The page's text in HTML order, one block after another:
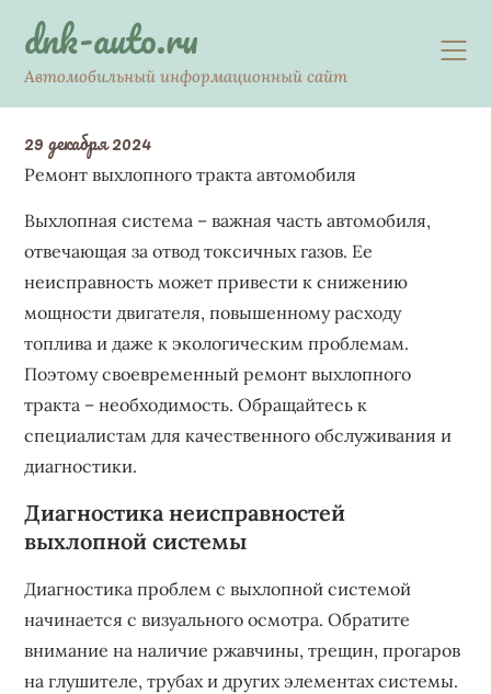
contentdnk-auto.ru
Автомобильный информационный сайт
29 декабря 2024
Ремонт выхлопного тракта автомобиля
Выхлопная система – важная часть автомобиля,
отвечающая за отвод токсичных газов. Ее
неисправность может привести к снижению
мощности двигателя, повышенному расходу
топлива и даже к экологическим проблемам.
Поэтому своевременный ремонт выхлопного
тракта – необходимость. Обращайтесь к
специалистам для качественного обслуживания и
диагностики.
Диагностика неисправностей
выхлопной системы
Диагностика проблем с выхлопной системой
начинается с визуального осмотра. Обратите
внимание на наличие ржавчины, трещин, прогаров
на глушителе, трубах и других элементах системы.